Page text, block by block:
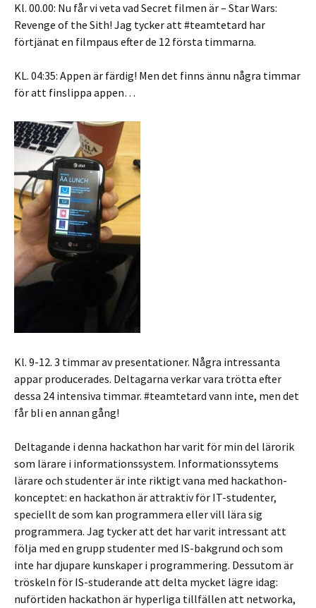
Kl. 00.00: Nu får vi veta vad Secret filmen är – Star Wars:
Revenge of the Sith! Jag tycker att #teamtetard har
förtjänat en filmpaus efter de 12 första timmarna.
KL. 04:35: Appen är färdig! Men det finns ännu några timmar
för att finslippa appen…
Kl. 9-12. 3 timmar av presentationer. Några intressanta
appar producerades. Deltagarna verkar vara trötta efter
dessa 24 intensiva timmar. #teamtetard vann inte, men det
får bli en annan gång!
Deltagande i denna hackathon har varit för min del lärorik
som lärare i informationssystem. Informationssytems
lärare och studenter är inte riktigt vana med hackathon-
konceptet: en hackathon är attraktiv för IT-studenter,
speciellt de som kan programmera eller vill lära sig
programmera. Jag tycker att det har varit intressant att
följa med en grupp studenter med IS-bakgrund och som
inte har djupare kunskaper i programmering. Dessutom är
tröskeln för IS-studerande att delta mycket lägre idag:
nuförtiden hackathon är hyperliga tillfällen att networka,